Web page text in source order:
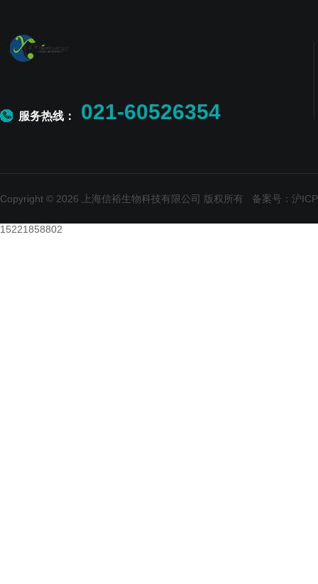
服务热线： 021-60526354
Copyright © 2026 上海信裕生物科技有限公司 版权所有 备案号：沪
15221858802